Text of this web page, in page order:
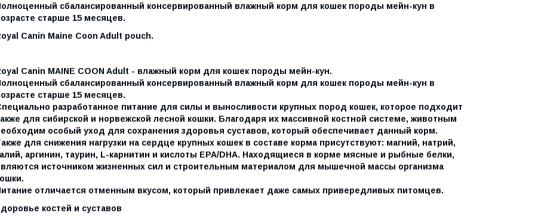
сбалансированный консервированный влажный корм для кошек породы мейн-кун в
старше 15 месяцев.
Canin Maine Coon Adult pouch.
Canin MAINE COON Adult - влажный корм для кошек породы мейн-кун.
сбалансированный консервированный влажный корм для кошек породы мейн-кун в
старше 15 месяцев.
разработанное питание для силы и выносливости крупных пород кошек, которое подходит
для сибирской и норвежской лесной кошки. Благодаря их массивной костной системе, животным
особый уход для сохранения здоровья суставов, который обеспечивает данный корм.
для снижения нагрузки на сердце крупных кошек в составе корма присутствуют: магний, натрий,
аргинин, таурин, L-карнитин и кислоты EPA/DHA. Находящиеся в корме мясные и рыбные белки,
источником жизненных сил и строительным материалом для мышечной массы организма
отличается отменным вкусом, который привлекает даже самых привередливых питомцев.
костей и суставов